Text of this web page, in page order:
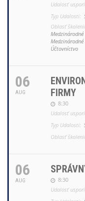
Udalosť
Typ Udalosti:
Oblasť
Medzinárodné
Medzinárodné
Účtovníctvo
06
AUG
FIRMY
8:30
Udalosť
Typ Udalosti:
Oblasť
06
AUG
8:30
Udalosť